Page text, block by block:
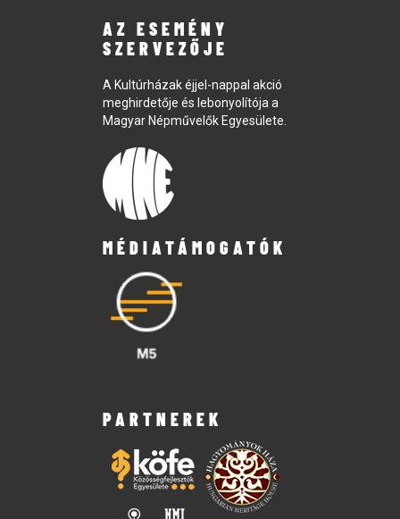
AZ ESEMÉNY
SZERVEZŐJE
A Kultúrházak éjjel-nappal akció
meghirdetője és lebonyolítója a
Magyar Népművelők Egyesülete.
MÉDIATÁMOGATÓK
PARTNEREK